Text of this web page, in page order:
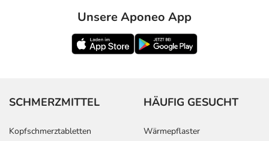
- Erhöhte Leberenzymwerte
Bemerken Sie eine Befindlichkeitsstörung oder
Veränderung während der Behandlung, wenden Sie sich
Für die Information an dieser Stelle werden vor allem
einem von 1.000 behandelten Patienten auftreten.
Unsere Aponeo App
SCHMERZMITTEL
Kopfschmerztabletten
HÄUFIG GESUCHT
Wärmepflaster